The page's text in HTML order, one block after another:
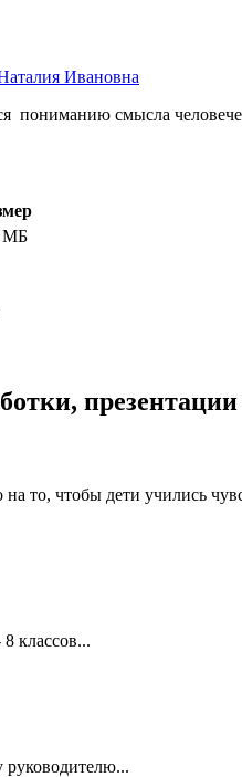
Ивановна
пониманию смысла
МБ
то, чтобы дети учились
классов...
руководителю...